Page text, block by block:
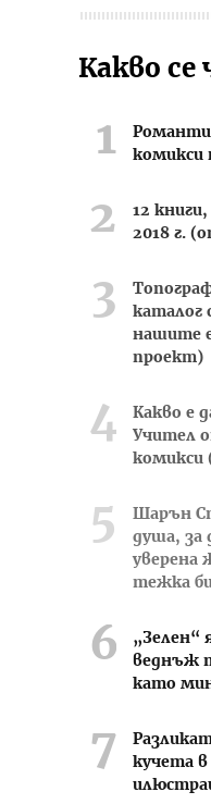
Какво се
комикси
12
2018 г.
каталог
нашите
проект)
Какво е
Учител
комикси
Шарън
душа, за
уверена
тежка
„Зелен“
веднъж
като
кучета в